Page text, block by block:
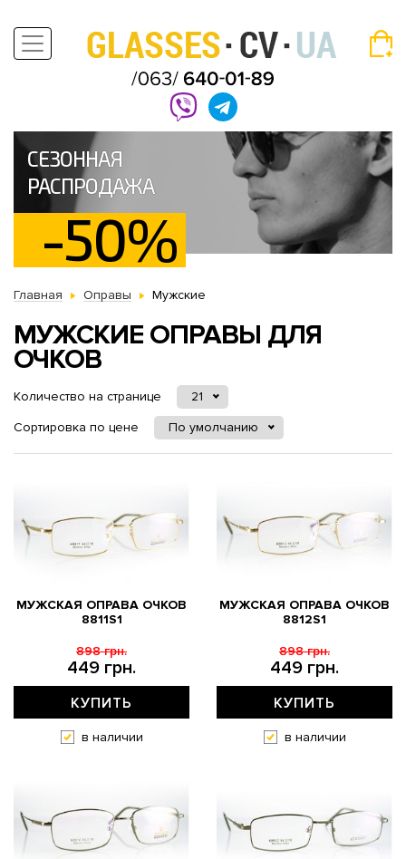
СЕЗОННАЯ
РАСПРОДАЖА
-50%
Главная Оправы Мужские
МУЖСКИЕ ОПРАВЫ ДЛЯ
ОЧКОВ
Количество на странице
21
Сортировка по цене
По умолчанию
МУЖСКАЯ ОПРАВА ОЧКОВ
8811S1
449 грн.
898 грн.
КУПИТЬ
в наличии
МУЖСКАЯ ОПРАВА ОЧКОВ
8812S1
449 грн.
898 грн.
КУПИТЬ
в наличии